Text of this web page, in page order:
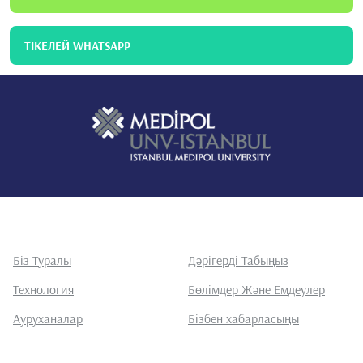
ТІКЕЛЕЙ WHATSAPP
Біз Туралы
Дәрігерді Табыңыз
Технология
Бөлімдер Және Емдеулер
Ауруханалар
Бізбен хабарласыңы